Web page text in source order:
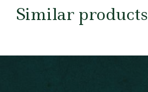
Similar products